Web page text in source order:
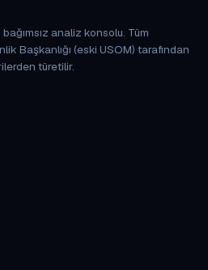
analiz konsolu. Tüm
Başkanlığı (eski USOM) tarafından
türetilir.